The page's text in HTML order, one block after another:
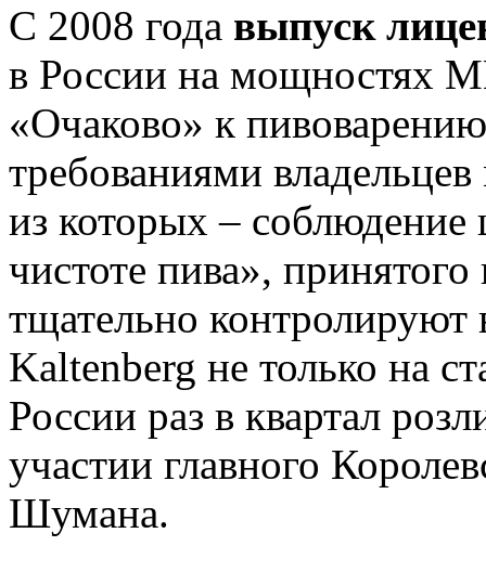
С 2008 года выпуск
в России на мощностях
«Очаково» к
требованиями
из которых – соблюдение
чистоте пива»,
тщательно
Kaltenberg не только на
России раз в квартал
участии главного
Шумана.